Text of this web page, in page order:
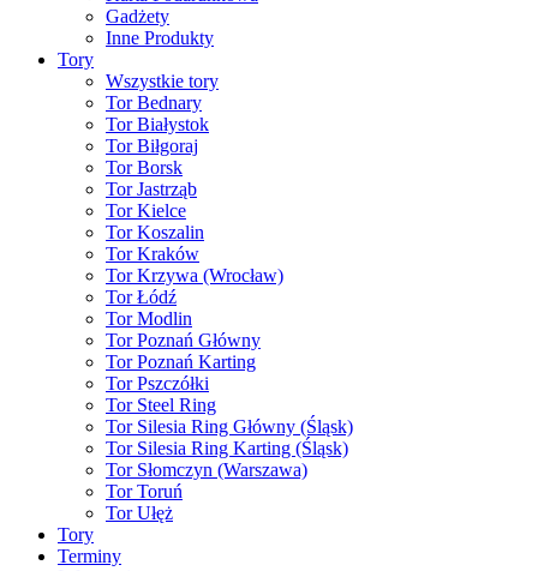
Gadżety
Inne Produkty
Tory
Wszystkie tory
Tor Bednary
Tor Białystok
Tor Biłgoraj
Tor Borsk
Tor Jastrząb
Tor Kielce
Tor Koszalin
Tor Kraków
Tor Krzywa (Wrocław)
Tor Łódź
Tor Modlin
Tor Poznań Główny
Tor Poznań Karting
Tor Pszczółki
Tor Steel Ring
Tor Silesia Ring Główny (Śląsk)
Tor Silesia Ring Karting (Śląsk)
Tor Słomczyn (Warszawa)
Tor Toruń
Tor Ułęż
Tory
Terminy